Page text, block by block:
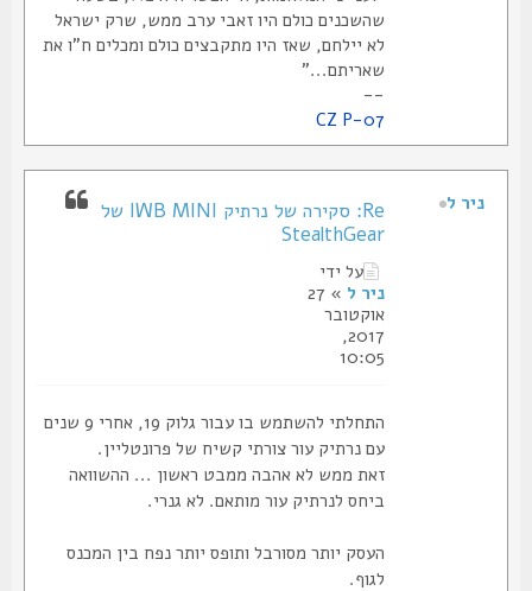
שהשכנים כולם היו זאבי ערב ממש, שרק ישראל
לא יילחם, שאז היו מתקבצים כולם ומכלים ח"ו את
שאריתם..."
CZ P-07
Re: סקירה של נרתיק IWB MINI של
StealthGear
על ידי
ניר ל
» 27
אוקטובר
2017,
10:05
התחלתי להשתמש בו עבור גלוק 19, אחרי 9 שנים
עם נרתיק עור צורתי קשיח של פרונטליין.
זאת ממש לא אהבה ממבט ראשון ... ההשוואה
ביחס לנרתיק עור מותאם. לא גנרי.
העסק יותר מסורבל ותופס יותר נפח בין המכנס
ניר ל